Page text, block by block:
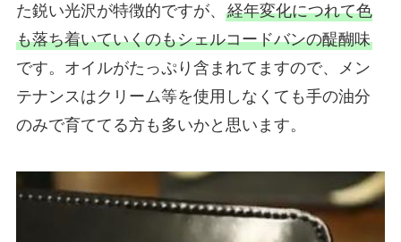
た鋭い光沢が特徴的ですが、 経年変化につれて色
も落ち着いていくのもシェルコードバンの醍醐味
です。オイルがたっぷり含まれてますので、メン
テナンスはクリーム等を使用しなくても手の油分
のみで育ててる方も多いかと思います。